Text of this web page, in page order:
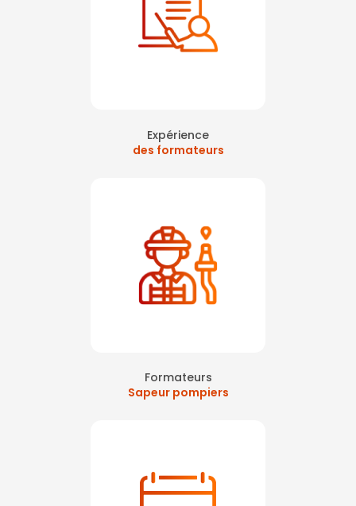
Expérience
des formateurs
Formateurs
Sapeur pompiers